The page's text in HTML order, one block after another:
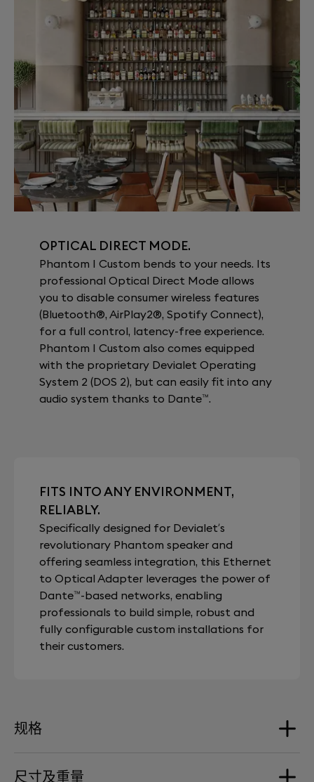
OPTICAL DIRECT MODE.
Phantom I Custom bends to your needs. Its
professional Optical Direct Mode allows
you to disable consumer wireless features
(Bluetooth®, AirPlay2®, Spotify Connect),
for a full control, latency-free experience.
Phantom I Custom also comes equipped
with the proprietary Devialet Operating
System 2 (DOS 2), but can easily fit into any
audio system thanks to Dante™.
FITS INTO ANY ENVIRONMENT,
RELIABLY.
Specifically designed for Devialet’s
revolutionary Phantom speaker and
offering seamless integration, this Ethernet
to Optical Adapter leverages the power of
Dante™-based networks, enabling
professionals to build simple, robust and
fully configurable custom installations for
their customers.
规格
尺寸及重量